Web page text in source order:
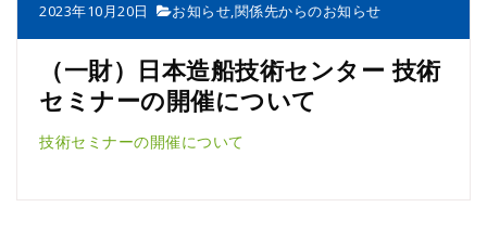
2023年10月20日 お知らせ,関係先からのお知らせ
（一財）日本造船技術センター 技術
セミナーの開催について
技術セミナーの開催について